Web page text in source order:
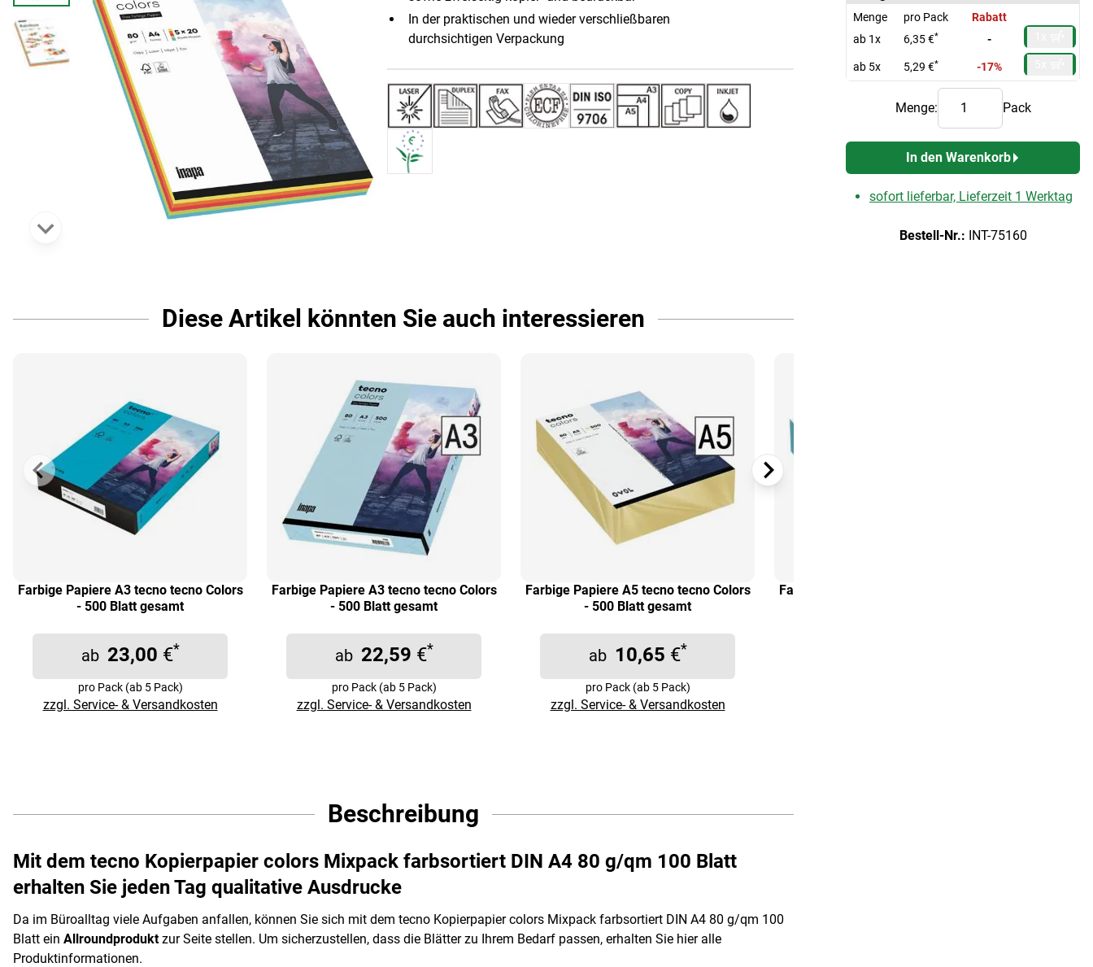
In der praktischen und wieder verschließbaren
durchsichtigen Verpackung
Menge pro Pack
Rabatt
ab 1x
6,35 €* -
ab 5x 5,29 €* -17%
Menge: Pack
In den Warenkorb
sofort lieferbar, Lieferzeit 1 Werktag
Bestell-Nr.: INT-75160
Diese Artikel könnten Sie auch interessieren
Farbige Papiere A3 tecno tecno Colors
- 500 Blatt gesamt
ab 23,00 €*
pro Pack (ab 5 Pack)
zzgl. Service- & Versandkosten
Farbige Papiere A3 tecno tecno Colors
- 500 Blatt gesamt
ab 22,59 €*
pro Pack (ab 5 Pack)
zzgl. Service- & Versandkosten
Farbige Papiere A5 tecno tecno Colors
- 500 Blatt gesamt
ab 10,65 €*
pro Pack (ab 5 Pack)
zzgl. Service- & Versandkosten
Farbige Papiere A5 tecno tecno Colors
Beschreibung
Mit dem tecno Kopierpapier colors Mixpack farbsortiert DIN A4 80 g/qm 100 Blatt
erhalten Sie jeden Tag qualitative Ausdrucke
Da im Büroalltag viele Aufgaben anfallen, können Sie sich mit dem tecno Kopierpapier colors Mixpack farbsortiert DIN A4 80 g/qm 100
Blatt ein Allroundproduktzur Seite stellen. Um sicherzustellen, dass die Blätter zu Ihrem Bedarf passen, erhalten Sie hier alle
Produktinformationen.